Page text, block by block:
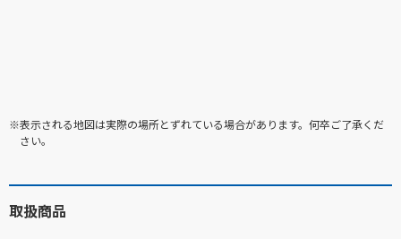
※表示される地図は実際の場所とずれている場合があります。何卒ご了承くだ
さい。
取扱商品